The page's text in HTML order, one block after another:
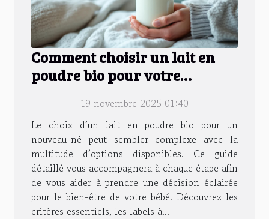
Comment choisir un lait en
poudre bio pour votre
19 novembre 2025 01:40
Le choix d’un lait en poudre bio pour un
nouveau-né peut sembler complexe avec la
multitude d’options disponibles. Ce guide
détaillé vous accompagnera à chaque étape afin
de vous aider à prendre une décision éclairée
pour le bien-être de votre bébé. Découvrez les
critères essentiels, les labels à...